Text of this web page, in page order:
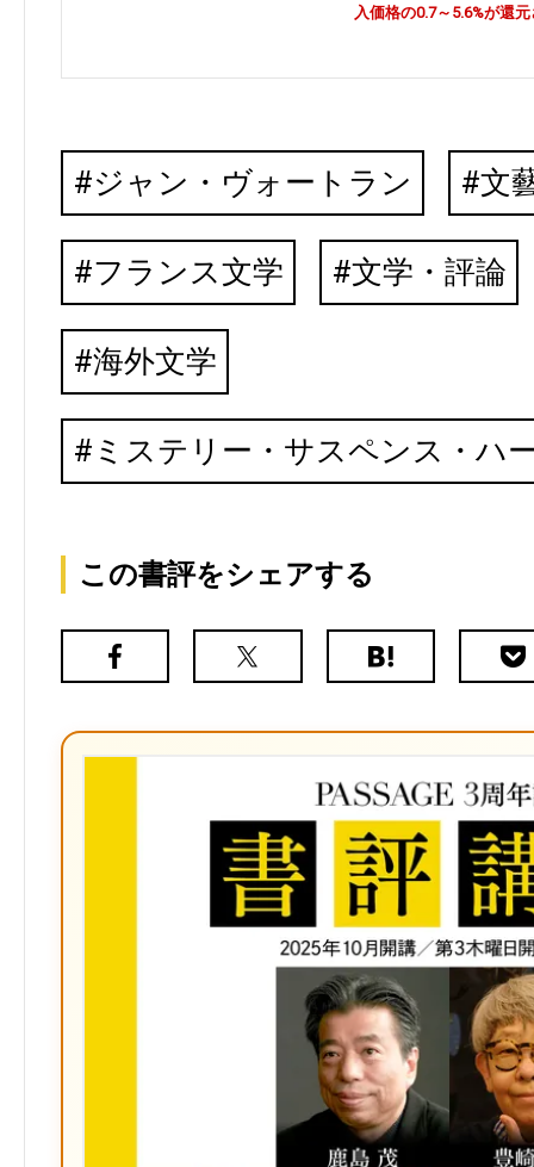
入価格の0.7～5.6%が還
ジャン・ヴォートラン 文
フランス文学 文学・評論
海外文学
ミステリー・サスペンス・ハ
この書評をシェアする
Facebook
X（旧
は
ク
マ
ー
ク